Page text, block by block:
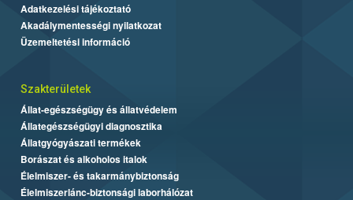
Adatkezelési tájékoztató
Akadálymentességi nyilatkozat
Üzemeltetési információ
Szakterületek
Állat-egészségügy és állatvédelem
Állategészségügyi diagnosztika
Állatgyógyászati termékek
Borászat és alkoholos italok
Élelmiszer- és takarmánybiztonság
Élelmiszerlánc-biztonsági laborhálózat